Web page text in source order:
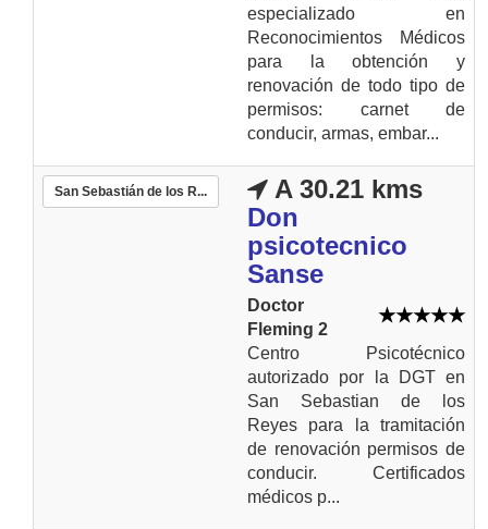
especializado en
Reconocimientos Médicos
para la obtención y
renovación de todo tipo de
permisos: carnet de
conducir, armas, embar...
San Sebastián de los R...
A 30.21 kms
Don
psicotecnico
Sanse
Doctor
Fleming 2
Centro Psicotécnico
autorizado por la DGT en
San Sebastian de los
Reyes para la tramitación
de renovación permisos de
conducir. Certificados
médicos p...